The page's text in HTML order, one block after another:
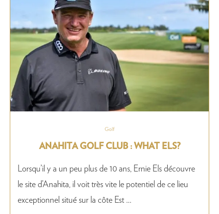
Golf
ANAHITA GOLF CLUB : WHAT ELS?
Lorsqu’il y a un peu plus de 10 ans, Ernie Els découvre
le site d’Anahita, il voit très vite le potentiel de ce lieu
exceptionnel situé sur la côte Est …